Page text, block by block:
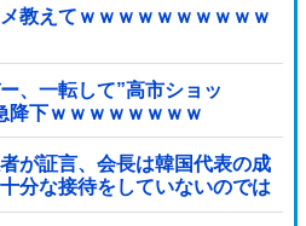
教えてｗｗｗｗｗｗｗｗｗｗ
、一転して”高市ショッ
下ｗｗｗｗｗｗｗｗ
が証言、会長は韓国代表の成
分な接待をしていないのでは